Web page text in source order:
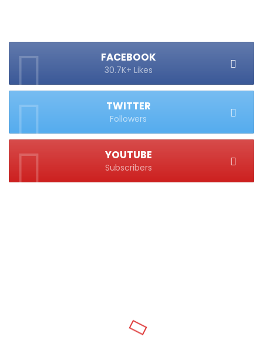
FACEBOOK
30.7K+ Likes
TWITTER
Followers
YOUTUBE
Subscribers